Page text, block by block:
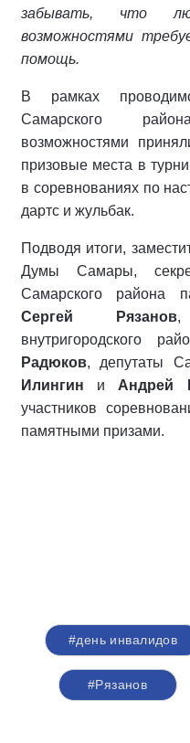
забывать, что
возможностями
помощь.
В рамках
Самарского
возможностями
призовые места в
в соревнованиях по
дартс и жульбак.
Подводя итоги,
Думы Самары,
Самарского
Сергей Рязанов,
внутригородского
Радюков, депутаты
Илингин и Андрей
участников
памятными призами.
#день инвалидов
#Рязанов